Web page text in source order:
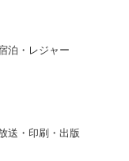
泊・レジャー
送・印刷・出版